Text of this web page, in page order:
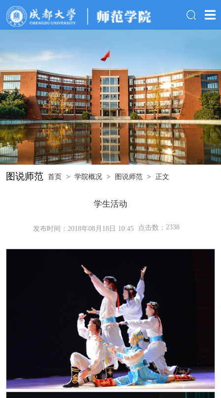
图说师范 首页 > 学院概况 > 图说师范 > 正文
学生活动
发布时间：2018年08月18日 10:45 点击数： 2338